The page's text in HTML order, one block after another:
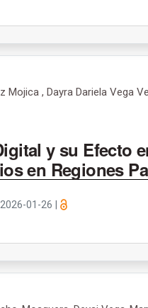
Mojica , Dayra Dariela Vega
y su Efecto
en Regiones
01-26 |